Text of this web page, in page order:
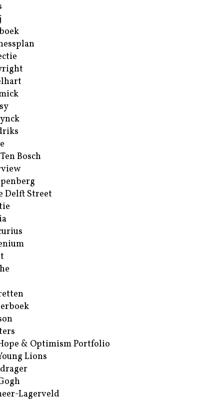
Bosch
Delft Street
& Optimism Portfolio
Lions
Lagerveld